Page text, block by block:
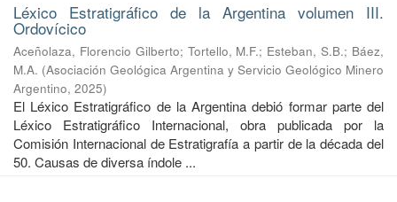
Léxico Estratigráfico de la Argentina volumen III.
Ordovícico
Aceñolaza, Florencio Gilberto; Tortello, M.F.; Esteban, S.B.; Báez,
M.A. (Asociación Geológica Argentina y Servicio Geológico Minero
Argentino, 2025)
El Léxico Estratigráfico de la Argentina debió formar parte del
Léxico Estratigráfico Internacional, obra publicada por la
Comisión Internacional de Estratigrafía a partir de la década del
50. Causas de diversa índole ...